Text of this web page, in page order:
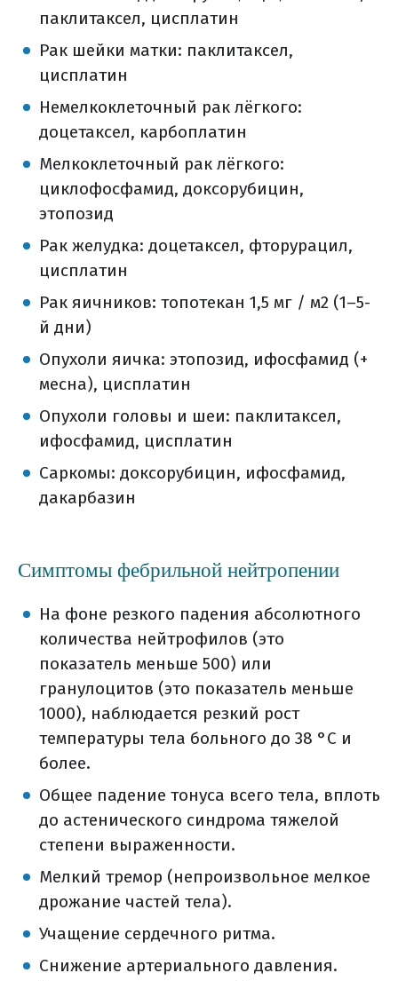
паклитаксел, цисплатин
Рак шейки матки: паклитаксел,
цисплатин
Немелкоклеточный рак лёгкого:
доцетаксел, карбоплатин
Мелкоклеточный рак лёгкого:
циклофосфамид, доксорубицин,
этопозид
Рак желудка: доцетаксел, фторурацил,
цисплатин
Рак яичников: топотекан 1,5 мг / м2 (1–5-
й дни)
Опухоли яичка: этопозид, ифосфамид (+
месна), цисплатин
Опухоли головы и шеи: паклитаксел,
ифосфамид, цисплатин
Саркомы: доксорубицин, ифосфамид,
дакарбазин
Симптомы фебрильной нейтропении
На фоне резкого падения абсолютного
количества нейтрофилов (это
показатель меньше 500) или
гранулоцитов (это показатель меньше
1000), наблюдается резкий рост
температуры тела больного до 38 °C и
более.
Общее падение тонуса всего тела, вплоть
до астенического синдрома тяжелой
степени выраженности.
Мелкий тремор (непроизвольное мелкое
дрожание частей тела).
Учащение сердечного ритма.
Снижение артериального давления.